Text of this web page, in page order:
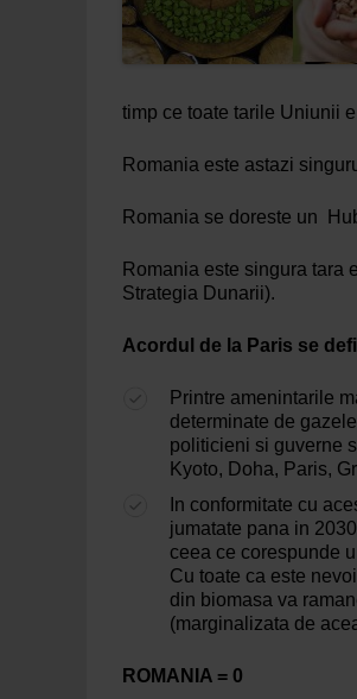
timp ce toate tarile Uniunii
Romania este astazi
Romania se doreste un
Romania este singura tara
Strategia Dunarii).
Acordul de la Paris se
Printre amenintarile
determinate de
politicieni si guverne
Kyoto, Doha, Paris,
In conformitate cu
jumatate pana in
ceea ce corespunde
Cu toate ca este
din biomasa va
(marginalizata de
ROMANIA = 0